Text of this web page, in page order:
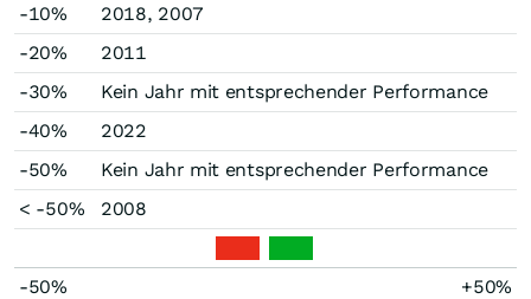
-10%
2018, 2007
-20%
2011
-30%
Kein Jahr mit entsprechender Performance
-40%
2022
-50%
Kein Jahr mit entsprechender Performance
< -50%
2008
-50% +50%